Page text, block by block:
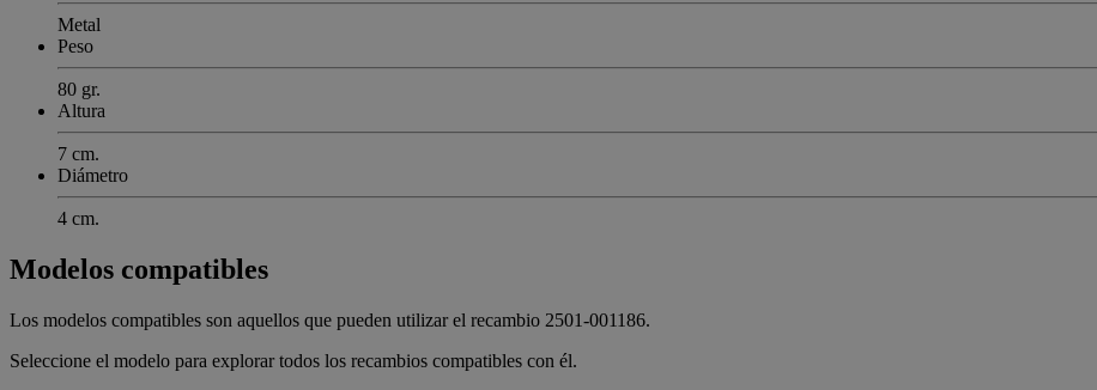
Metal
Peso
80 gr.
Altura
7 cm.
Diámetro
4 cm.
Modelos compatibles
Los modelos compatibles son aquellos que pueden utilizar el recambio 2501-001186.
Seleccione el modelo para explorar todos los recambios compatibles con él.